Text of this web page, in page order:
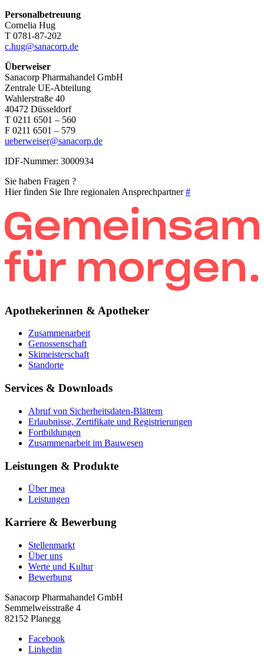
Personalbetreuung
Cornelia Hug
T 0781-87-202
c.hug@sanacorp.de
Überweiser
Sanacorp Pharmahandel GmbH
Zentrale UE-Abteilung
Wahlerstraße 40
40472 Düsseldorf
T 0211 6501 – 560
F 0211 6501 – 579
ueberweiser@sanacorp.de
IDF-Nummer: 3000934
Sie haben Fragen ?
Hier finden Sie Ihre regionalen Ansprechpartner#
Apothekerinnen & Apotheker
Zusammenarbeit
Genossenschaft
Skimeisterschaft
Standorte
Services & Downloads
Abruf von Sicherheitsdaten-Blättern
Erlaubnisse, Zertifikate und Registrierungen
Fortbildungen
Zusammenarbeit im Bauwesen
Leistungen & Produkte
Über mea
Leistungen
Karriere & Bewerbung
Stellenmarkt
Über uns
Werte und Kultur
Bewerbung
Sanacorp Pharmahandel GmbH
Semmelweisstraße 4
82152 Planegg
Facebook
Linkedin